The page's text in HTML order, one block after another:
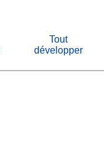
Tout
développer